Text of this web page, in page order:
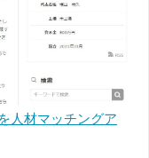
人材マッチングア